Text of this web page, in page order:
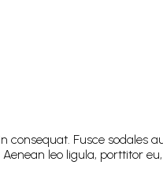
Fusce sodales
leo ligula, porttitor